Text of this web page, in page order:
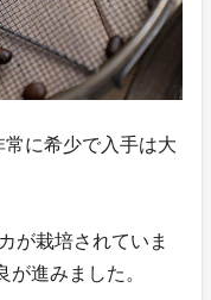
に希少で入手は大
が栽培されていま
進みました。